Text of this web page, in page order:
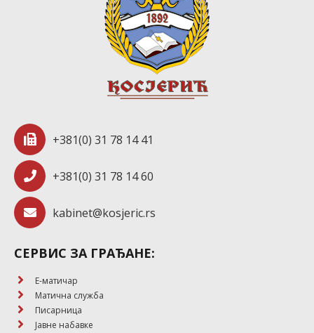
+381(0) 31 78 14 41
+381(0) 31 78 14 60
kabinet@kosjeric.rs
СЕРВИС ЗА ГРАЂАНЕ:
E-матичар
Матична служба
Писарница
Јавне набавке